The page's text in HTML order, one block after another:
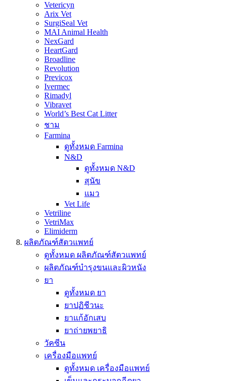
Vetericyn
Arix Vet
SurgiSeal Vet
MAI Animal Health
NexGard
HeartGard
Broadline
Revolution
Previcox
Ivermec
Rimadyl
Vibravet
World’s Best Cat Litter
ชาม
Farmina
ดูทั้งหมด Farmina
N&D
ดูทั้งหมด N&D
สุนัข
แมว
Vet Life
Vetriline
VetriMax
Elimiderm
ผลิตภัณฑ์สัตวแพทย์
ดูทั้งหมด ผลิตภัณฑ์สัตวแพทย์
ผลิตภัณฑ์บำรุงขนและผิวหนัง
ยา
ดูทั้งหมด ยา
ยาปฏิชีวนะ
ยาแก้อักเสบ
ยาถ่ายพยาธิ
วัคซีน
เครื่องมือแพทย์
ดูทั้งหมด เครื่องมือแพทย์